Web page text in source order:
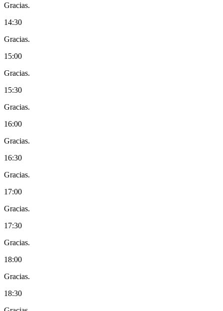
Gracias.
14:30
Gracias.
15:00
Gracias.
15:30
Gracias.
16:00
Gracias.
16:30
Gracias.
17:00
Gracias.
17:30
Gracias.
18:00
Gracias.
18:30